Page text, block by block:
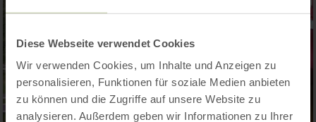
Diese Webseite verwendet Cookies
Wir verwenden Cookies, um Inhalte und Anzeigen zu
personalisieren, Funktionen für soziale Medien anbieten
zu können und die Zugriffe auf unsere Website zu
analysieren. Außerdem geben wir Informationen zu Ihrer